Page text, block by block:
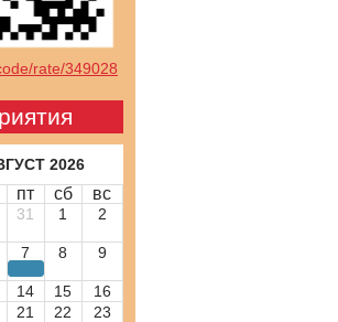
rate/349028
2026
пт сб вс
31 1 2
7 8 9
14 15
16
21 22
23